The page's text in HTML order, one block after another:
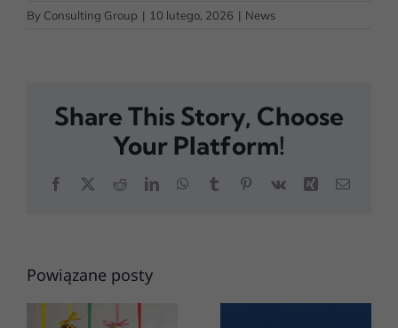
By Consulting Group | 10 lutego, 2026 | News
Share This Story, Choose
Your Platform!
Facebook RedditLinkedInWhatsApp
Tumblr Pinterest
Vk Xing Email
Powiązane posty